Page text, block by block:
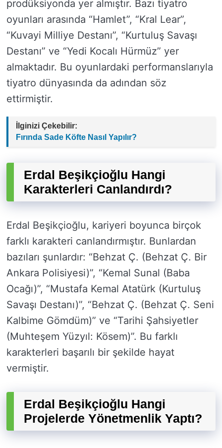
prodüksiyonda yer almıştır. Bazı tiyatro
oyunları arasında “Hamlet”, “Kral Lear”,
“Kuvayi Milliye Destanı”, “Kurtuluş Savaşı
Destanı” ve “Yedi Kocalı Hürmüz” yer
almaktadır. Bu oyunlardaki performanslarıyla
tiyatro dünyasında da adından söz
ettirmiştir.
İlginizi Çekebilir:
Fırında Sade Köfte Nasıl Yapılır?
Erdal Beşikçioğlu Hangi
Karakterleri Canlandırdı?
Erdal Beşikçioğlu, kariyeri boyunca birçok
farklı karakteri canlandırmıştır. Bunlardan
bazıları şunlardır: “Behzat Ç. (Behzat Ç. Bir
Ankara Polisiyesi)”, “Kemal Sunal (Baba
Ocağı)”, “Mustafa Kemal Atatürk (Kurtuluş
Savaşı Destanı)”, “Behzat Ç. (Behzat Ç. Seni
Kalbime Gömdüm)” ve “Tarihi Şahsiyetler
(Muhteşem Yüzyıl: Kösem)”. Bu farklı
karakterleri başarılı bir şekilde hayat
vermiştir.
Erdal Beşikçioğlu Hangi
Projelerde Yönetmenlik Yaptı?